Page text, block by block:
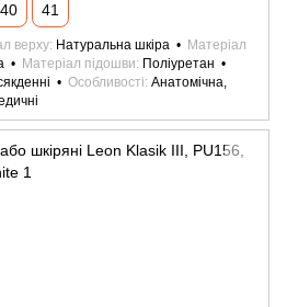
40 41
верху Натуральна шкіра
Матеріал
Матеріал підошви
Поліуретан
Особливості Анатомічна,